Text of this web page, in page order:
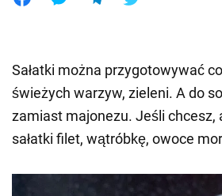
Sałatki można przygotowywać
świeżych warzyw, zieleni. A do
zamiast majonezu. Jeśli chcesz,
sałatki filet, wątróbkę, owoce